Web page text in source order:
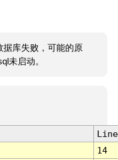
据库失败，可能的原
未启动。
Line
14